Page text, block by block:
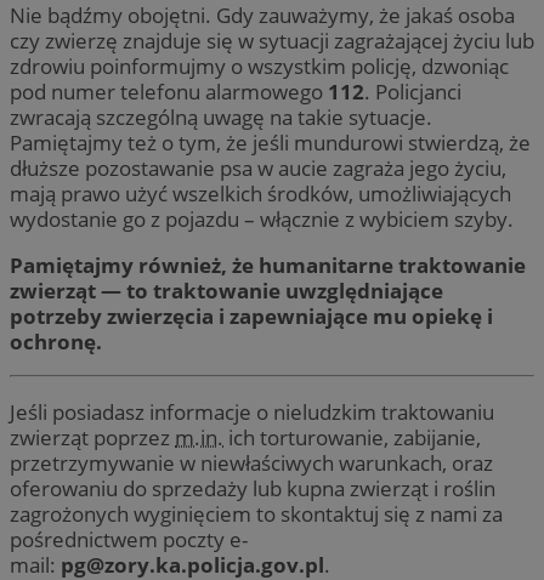
Nie bądźmy obojętni. Gdy zauważymy, że jakaś osoba
czy zwierzę znajduje się w sytuacji zagrażającej życiu lub
zdrowiu poinformujmy o wszystkim policję, dzwoniąc
pod numer telefonu alarmowego 112. Policjanci
zwracają szczególną uwagę na takie sytuacje.
Pamiętajmy też o tym, że jeśli mundurowi stwierdzą, że
dłuższe pozostawanie psa w aucie zagraża jego życiu,
mają prawo użyć wszelkich środków, umożliwiających
wydostanie go z pojazdu – włącznie z wybiciem szyby.
Pamiętajmy również, że humanitarne traktowanie
zwierząt — to traktowanie uwzględniające
potrzeby zwierzęcia i zapewniające mu opiekę i
ochronę.
Jeśli posiadasz informacje o nieludzkim traktowaniu
zwierząt poprzez m.in. ich torturowanie, zabijanie,
przetrzymywanie w niewłaściwych warunkach, oraz
oferowaniu do sprzedaży lub kupna zwierząt i roślin
zagrożonych wyginięciem to skontaktuj się z nami za
pośrednictwem poczty e-
mail: pg@zory.ka.policja.gov.pl.